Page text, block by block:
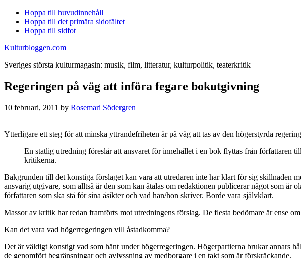
Hoppa till huvudinnehåll
Hoppa till det primära sidofältet
Hoppa till sidfot
Kulturbloggen.com
Sveriges största kulturmagasin: musik, film, litteratur, kulturpolitik, teaterkritik
Regeringen på väg att införa fegare bokutgivning
10 februari, 2011 by Rosemari Södergren
Ytterligare ett steg för att minska yttrandefriheten är på väg att tas av den högerstyrda
En statlig utredning föreslår att ansvaret för innehållet i en bok flyttas från författaren
kritikerna.
Bakgrunden till det konstiga förslaget kan vara att utredaren inte har klart för sig skillnaden
ansvarig utgivare, som alltså är den som kan åtalas om redaktionen publicerar något som
författaren som ska stå för sina åsikter och vad han/hon skriver. Borde vara självklart.
Massor av kritik har redan framförts mot utredningens förslag. De flesta bedömare är ense
Kan det vara vad högerregeringen vill åstadkomma?
Det är väldigt konstigt vad som hänt under högerregeringen. Högerpartierna brukar annars
de genomfört begränsningar och avlyssning av medborgare i en takt som är förskräckande.